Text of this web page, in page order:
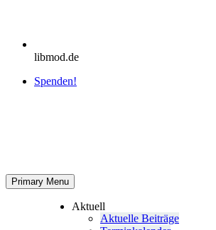
libmod.de
Spenden!
Primary Menu
Aktuell
Aktu­elle Beiträge